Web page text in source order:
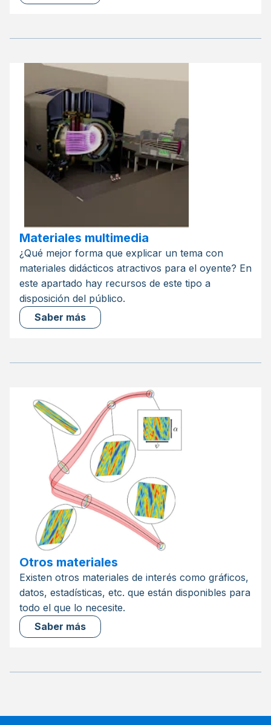
Materiales multimedia
¿Qué mejor forma que explicar un tema con
materiales didácticos atractivos para el oyente? En
este apartado hay recursos de este tipo a
disposición del público.
Saber más
Otros materiales
Existen otros materiales de interés como gráficos,
datos, estadísticas, etc. que están disponibles para
todo el que lo necesite.
Saber más